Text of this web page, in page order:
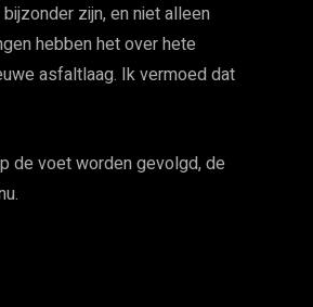
zijn, en niet alleen
hebben het over hete
asfaltlaag. Ik vermoed dat
de voet worden gevolgd, de